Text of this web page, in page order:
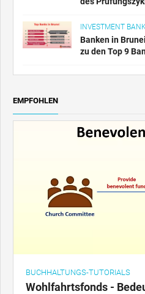
INVESTMENT
Banken in
zu den Top 9
EMPFOHLEN
BUCHHALTUNGS-TUTORIALS
Wohlfahrtsfonds -